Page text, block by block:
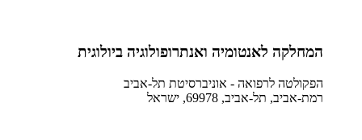
המחלקה לאנטומיה ואנתרופולוגיה ביולוגית
הפקולטה לרפואה - אוניברסיטת תל-אביב
רמת-אביב, תל-אביב, 69978, ישראל